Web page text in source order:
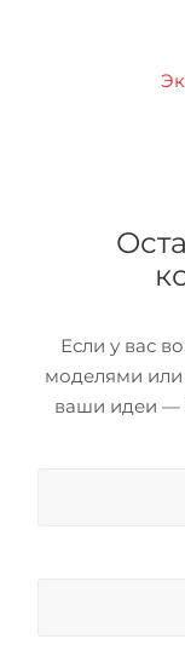
Если у вас
моделями или
ваши идеи —